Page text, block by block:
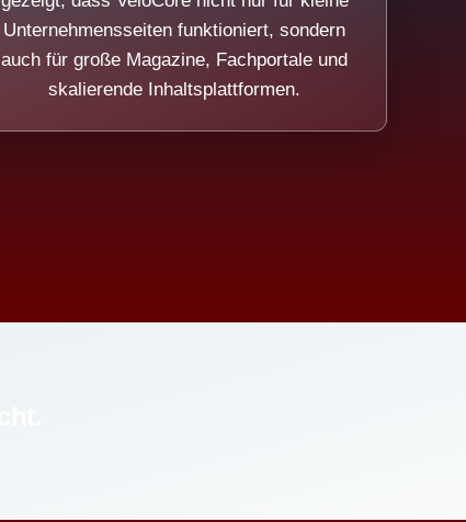
Unternehmensseiten funktioniert, sondern
auch für große Magazine, Fachportale und
skalierende Inhaltsplattformen.